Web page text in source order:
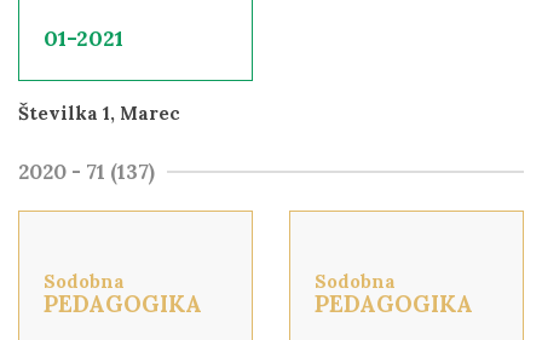
01-2021
Številka 1, Marec
2020 - 71 (137)
Sodobna
PEDAGOGIKA
Sodobna
PEDAGOGIKA